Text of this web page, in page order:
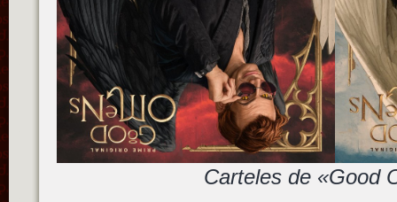
Carteles de «Good